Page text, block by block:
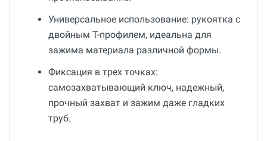
Универсальное использование: рукоятка с
двойным T-профилем, идеальна для
зажима материала различной формы.
Фиксация в трех точках:
самозахватывающий ключ, надежный,
прочный захват и зажим даже гладких
труб.